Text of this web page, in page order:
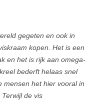
gegeten en ook in
kopen. Het is een
en het is rijk aan omega-
bederft helaas snel
mensen het hier vooral in
de vis